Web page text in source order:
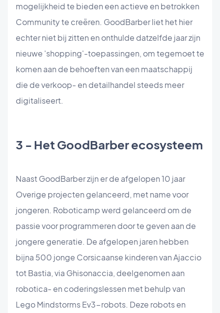
mogelijkheid te bieden een actieve en betrokken
Community te creëren. GoodBarber liet het hier
echter niet bij zitten en onthulde datzelfde jaar zijn
nieuwe 'shopping'-toepassingen, om tegemoet te
komen aan de behoeften van een maatschappij
die de verkoop- en detailhandel steeds meer
digitaliseert.
3 - Het GoodBarber ecosysteem
Naast GoodBarber zijn er de afgelopen 10 jaar
Overige projecten gelanceerd, met name voor
jongeren. Roboticamp werd gelanceerd om de
passie voor programmeren door te geven aan de
jongere generatie. De afgelopen jaren hebben
bijna 500 jonge Corsicaanse kinderen van Ajaccio
tot Bastia, via Ghisonaccia, deelgenomen aan
robotica- en coderingslessen met behulp van
Lego Mindstorms Ev3-robots. Deze robots en